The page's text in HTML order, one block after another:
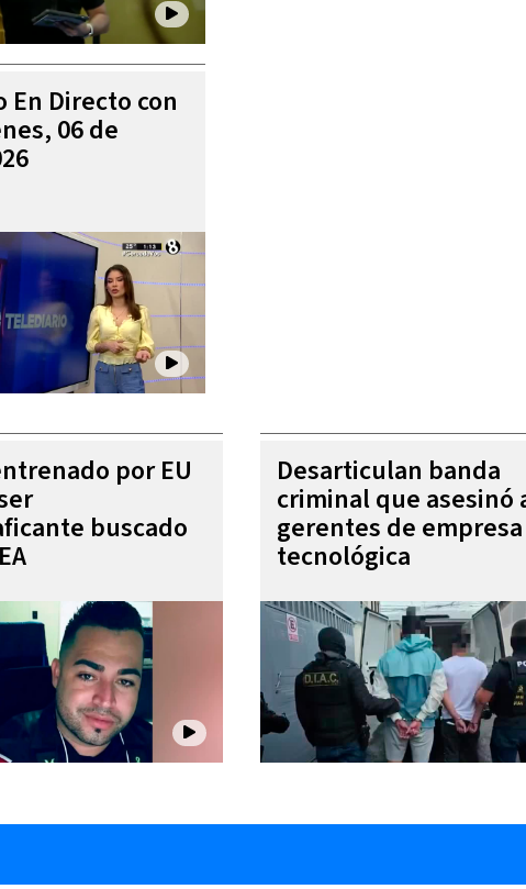
En Directo con
06 de
por EU
buscado
Desarticulan banda
criminal que asesinó
gerentes de empresa
tecnológica